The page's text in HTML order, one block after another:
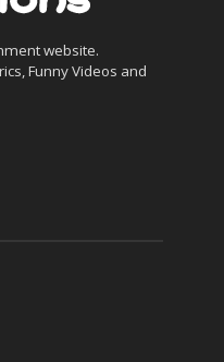
website.
Funny Videos and